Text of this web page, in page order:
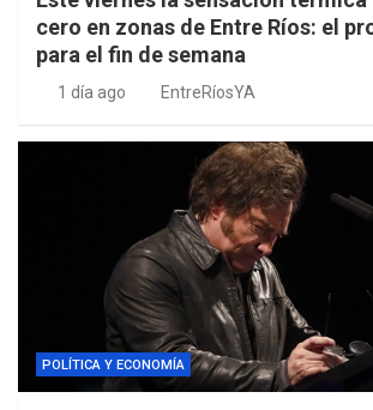
cero en zonas de Entre Ríos: el
para el fin de semana
1 día ago EntreRíosYA
POLÍTICA Y ECONOMÍA